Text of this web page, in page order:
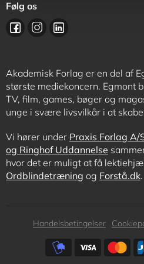
Følg os
Akademisk Forlag er en del af
største mediekoncern. Egmont
TV, film, games, bøger og
unge i svære livsvilkår i at
Vi hører under Praxis Forlag A/
og Ringhof Uddannelse
hvor det er muligt at få
Ordblindetræning og Forstå.dk.
Subfooter
Handelsbetingelser
Subfooter
payment